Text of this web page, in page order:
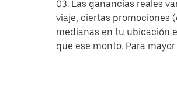
03. Las ganancias reales
viaje, ciertas promociones
medianas en tu ubicación
que ese monto. Para